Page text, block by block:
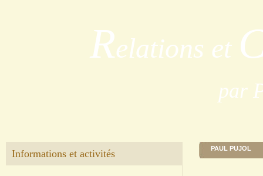
Relations et
par
Informations et activités PAUL PUJOL